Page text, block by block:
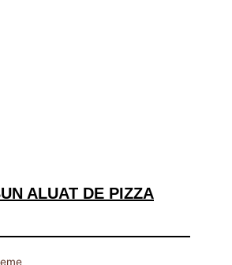
ALUAT DE PIZZA